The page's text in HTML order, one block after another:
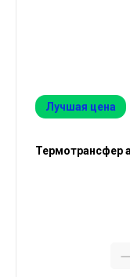
Лучшая цена
Термотрансфер